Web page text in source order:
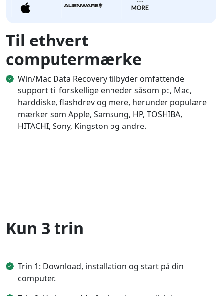
Til ethvert
computermærke
Win/Mac Data Recovery tilbyder omfattende
support til forskellige enheder såsom pc, Mac,
harddiske, flashdrev og mere, herunder populære
mærker som Apple, Samsung, HP, TOSHIBA,
HITACHI, Sony, Kingston og andre.
Kun 3 trin
Trin 1: Download, installation og start på din
computer.